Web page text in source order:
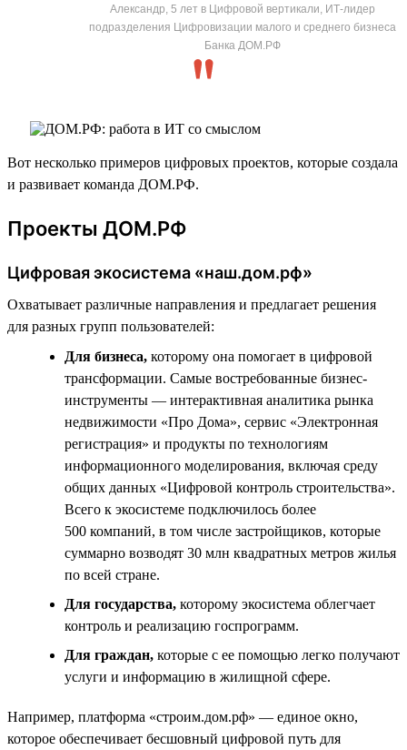
Александр, 5 лет в Цифровой вертикали, ИТ-лидер
подразделения Цифровизации малого и среднего бизнеса
Банка ДОМ.РФ
Вот несколько примеров цифровых проектов, которые создала
и развивает команда ДОМ.РФ.
Проекты ДОМ.РФ
Цифровая экосистема «наш.дом.рф»
Охватывает различные направления и предлагает решения
для разных групп пользователей:
Для бизнеса, которому она помогает в цифровой
трансформации. Самые востребованные бизнес-
инструменты — интерактивная аналитика рынка
недвижимости «Про Дома», сервис «Электронная
регистрация» и продукты по технологиям
информационного моделирования, включая среду
общих данных «Цифровой контроль строительства».
Всего к экосистеме подключилось более
500 компаний, в том числе застройщиков, которые
суммарно возводят 30 млн квадратных метров жилья
по всей стране.
Для государства, которому экосистема облегчает
контроль и реализацию госпрограмм.
Для граждан, которые с ее помощью легко получают
услуги и информацию в жилищной сфере.
Например, платформа «строим.дом.рф» — единое окно,
которое обеспечивает бесшовный цифровой путь для